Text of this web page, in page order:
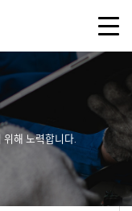
해 노력합니다.